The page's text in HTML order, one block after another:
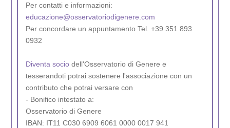
Per contatti e informazioni:
educazione@osservatoriodigenere.com
Per concordare un appuntamento Tel. +39 351 893
0932
Diventa sociodell'Osservatorio di Genere e
tesserandoti potrai sostenere l'associazione con un
contributo che potrai versare con
- Bonifico intestato a:
Osservatorio di Genere
IBAN: IT11 C030 6909 6061 0000 0017 941